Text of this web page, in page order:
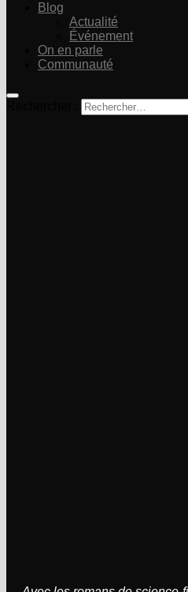
Blog
Actualité
Événement
On en parle
Communauté